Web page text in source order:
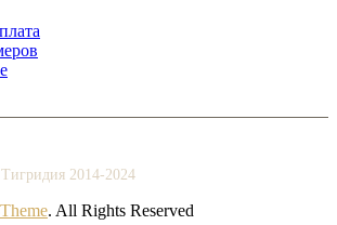
2014-2024
. All Rights Reserved